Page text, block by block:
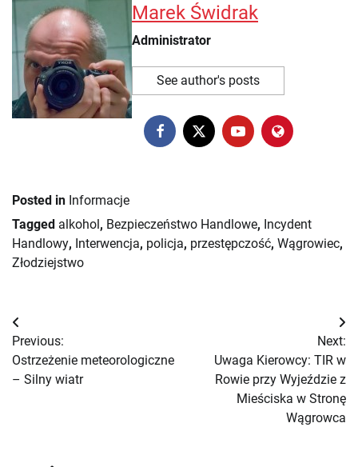
Marek Świdrak
Administrator
See author's posts
Posted in Informacje
Tagged alkohol, Bezpieczeństwo Handlowe, Incydent
Handlowy, Interwencja, policja, przestępczość, Wągrowiec,
Złodziejstwo
Nawigacja
wpisu
Previous:
Ostrzeżenie meteorologiczne
– Silny wiatr
Next:
Uwaga Kierowcy: TIR w
Rowie przy Wyjeździe z
Mieściska w Stronę
Wągrowca